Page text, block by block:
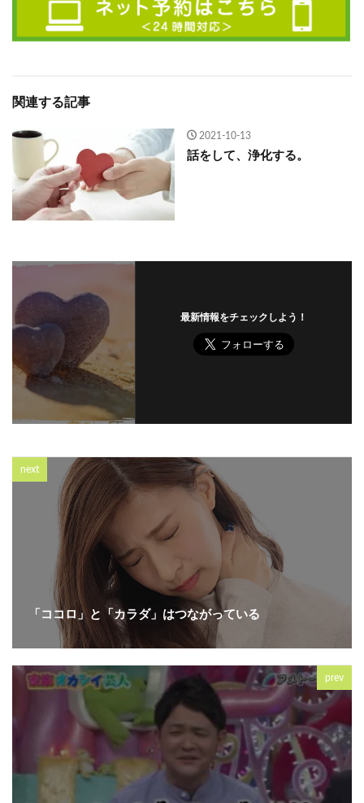
関連する記事
2021-10-13
話をして、浄化する。
最新情報をチェックしよう！
next
「ココロ」と「カラダ」はつながっている
prev